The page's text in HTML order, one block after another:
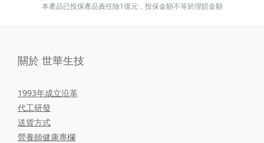
本產品已投保產品責任險1億元，投保金額不等於理賠金額
關於 世華生技
1993年成立沿革
代工研發
送貨方式
營養師健康專欄